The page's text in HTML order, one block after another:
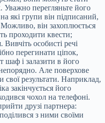
Уважно перегляньте його
які групи він підписаний,
він захоплюється
проходити квести;
особисті речі
перегинати ціпок,
шаф і залазити в його
Але поверхове
результати. Наприклад,
закінчується його
чохол на телефоні.
друзі партнера:
з ними своїми